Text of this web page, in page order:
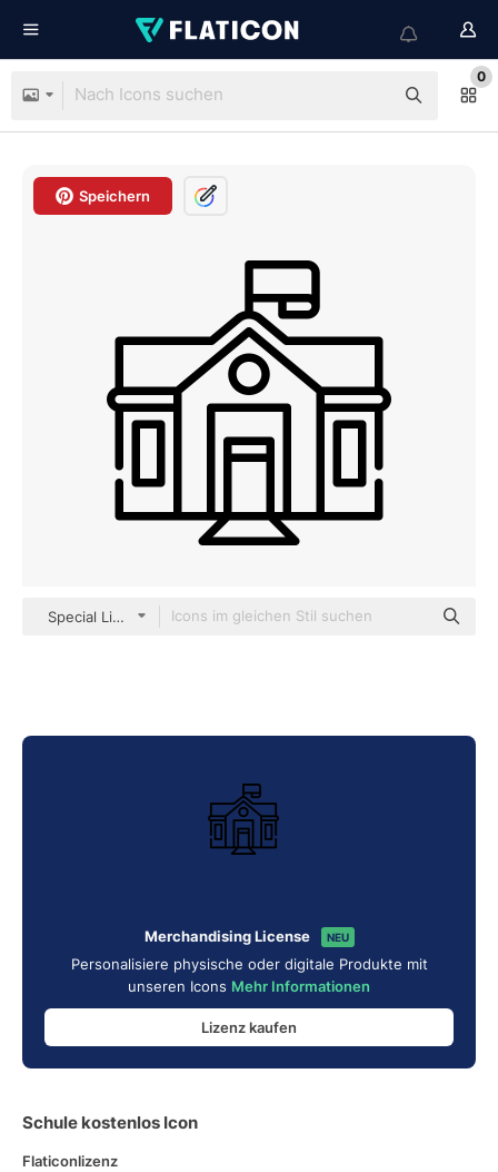
0
Speichern
Special Lineal
Merchandising License NEU
Personalisiere physische oder digitale Produkte mit
unseren Icons Mehr Informationen
Lizenz kaufen
Schule kostenlos Icon
Flaticonlizenz